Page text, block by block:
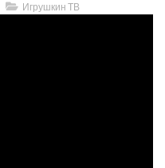
Игрушкин ТВ